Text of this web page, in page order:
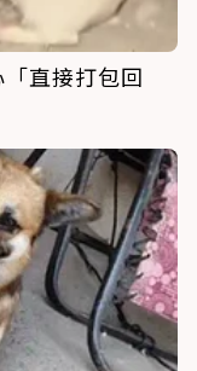
直接打包回